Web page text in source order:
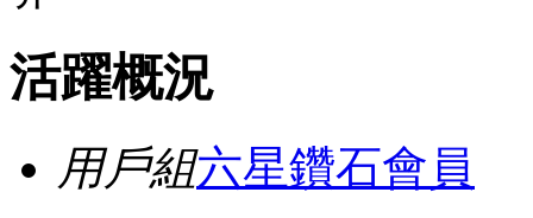
活躍概況
用戶組六星鑽石會員